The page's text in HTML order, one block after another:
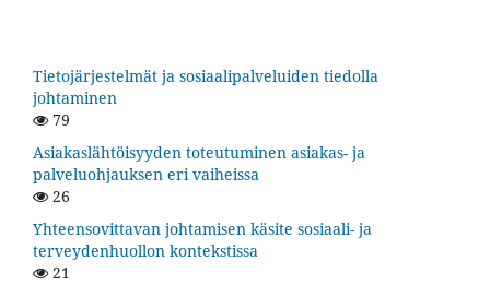
Tietojärjestelmät ja sosiaalipalveluiden tiedolla
johtaminen
79
Asiakaslähtöisyyden toteutuminen asiakas- ja
palveluohjauksen eri vaiheissa
26
Yhteensovittavan johtamisen käsite sosiaali- ja
terveydenhuollon kontekstissa
21